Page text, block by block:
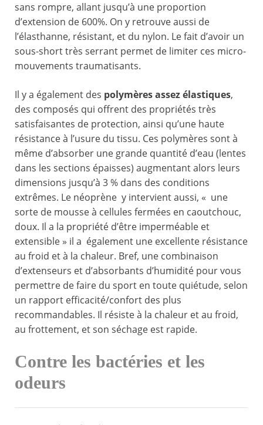
sans rompre, allant jusqu’à une proportion
d’extension de 600%. On y retrouve aussi de
l’élasthanne, résistant, et du nylon. Le fait d’avoir un
sous-short très serrant permet de limiter ces micro-
mouvements traumatisants.
Il y a également des polymères assez élastiques,
des composés qui offrent des propriétés très
satisfaisantes de protection, ainsi qu’une haute
résistance à l’usure du tissu. Ces polymères sont à
même d’absorber une grande quantité d’eau (lentes
dans les sections épaisses) augmentant alors leurs
dimensions jusqu’à 3 % dans des conditions
extrêmes. Le néoprène y intervient aussi, « une
sorte de mousse à cellules fermées en caoutchouc,
doux. Il a la propriété d’être imperméable et
extensible » il a également une excellente résistance
au froid et à la chaleur. Bref, une combinaison
d’extenseurs et d’absorbants d’humidité pour vous
permettre de faire du sport en toute quiétude, selon
un rapport efficacité/confort des plus
recommandables. Il résiste à la chaleur et au froid,
au frottement, et son séchage est rapide.
Contre les bactéries et les
odeurs